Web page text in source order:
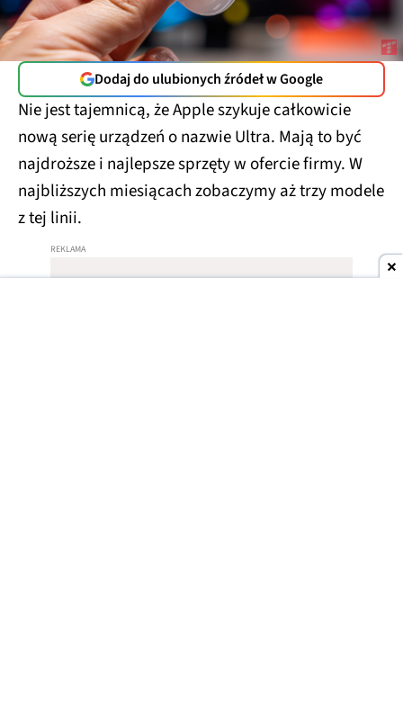
Dodaj do ulubionych źródeł w Google
Nie jest tajemnicą, że Apple szykuje całkowicie
nową serię urządzeń o nazwie Ultra. Mają to być
najdroższe i najlepsze sprzęty w ofercie firmy. W
najbliższych miesiącach zobaczymy aż trzy modele
z tej linii.